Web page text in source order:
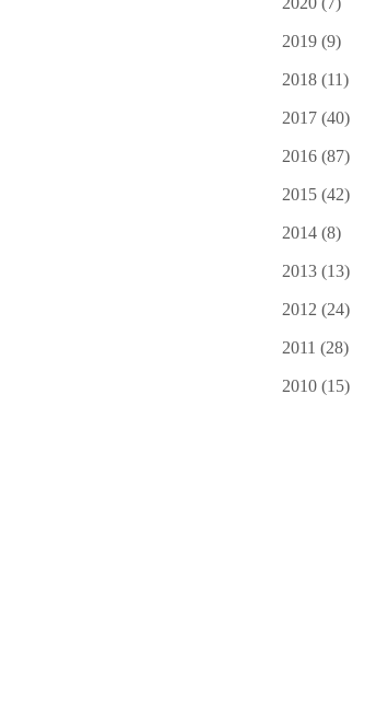
2019 (9)
2018 (11)
2017 (40)
2016 (87)
2015 (42)
2014 (8)
2013 (13)
2012 (24)
2011 (28)
2010 (15)